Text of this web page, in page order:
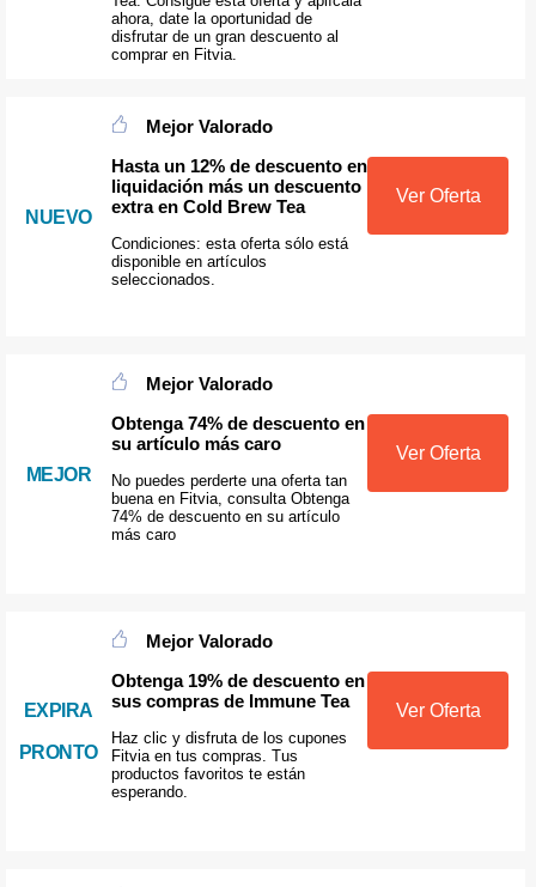
ahora, date la oportunidad de
disfrutar de un gran descuento al
comprar en Fitvia.
NUEVO
Mejor Valorado
Hasta un 12% de descuento en
liquidación más un descuento
extra en Cold Brew Tea
Condiciones: esta oferta sólo está
disponible en artículos
seleccionados.
Ver Oferta
MEJOR
Mejor Valorado
Obtenga 74% de descuento en
su artículo más caro
No puedes perderte una oferta tan
buena en Fitvia, consulta Obtenga
74% de descuento en su artículo
más caro
Ver Oferta
EXPIRA
PRONTO
Mejor Valorado
Obtenga 19% de descuento en
sus compras de Immune Tea
Haz clic y disfruta de los cupones
Fitvia en tus compras. Tus
productos favoritos te están
esperando.
Ver Oferta